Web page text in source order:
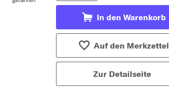
In den Warenkorb
Auf den Merkzettel
Zur Detailseite